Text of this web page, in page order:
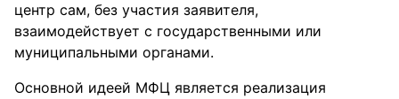
центр сам, без участия заявителя,
взаимодействует с государственными или
муниципальными органами.
Основной идеей МФЦ является реализация